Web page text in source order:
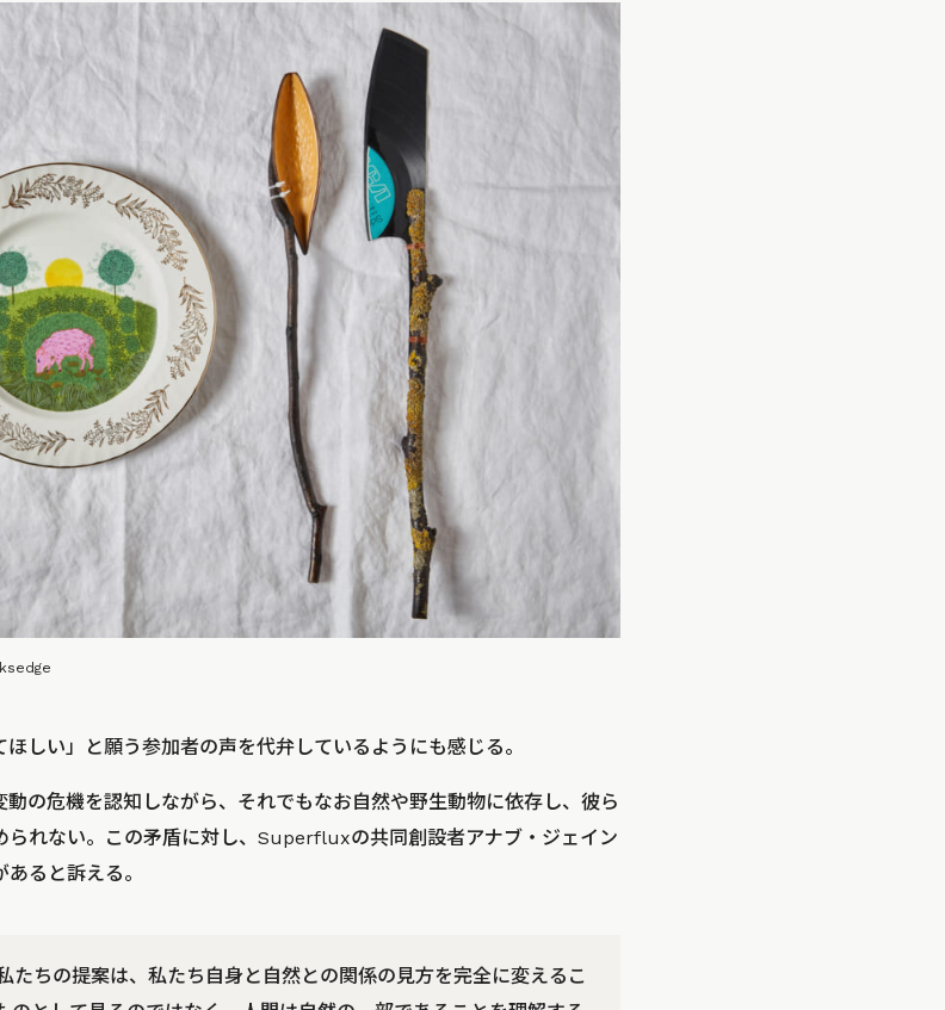
しい」と願う参加者の声を代弁しているようにも感じる。
の危機を認知しながら、それでもなお自然や野生動物に依存し、彼ら
られない。この矛盾に対し、Superfluxの共同創設者アナブ・ジェイン
ると訴える。
たちの提案は、私たち自身と自然との関係の見方を完全に変えるこ